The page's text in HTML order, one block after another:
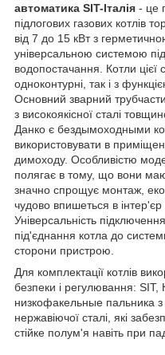
автоматика SIT-Італія - це
підлогових газових котлів
від 7 до 15 кВт з
універсальною системою
водопостачання. Котли цієї
одноконтурні, так і з
Основний зварний
з високоякісної сталі
Данко є бездымоходными
використовувати в
димоходу. Особливістю
полягає в тому, що вони
значно спрощує монтаж,
чудово впишеться в
Універсальність
під'єднання котла до
сторони пристрою.
Для комплектації котлів
безпеки і регулювання: SIT,
низкофакельные пальника з
нержавіючої сталі, які
стійке полум'я навіть при